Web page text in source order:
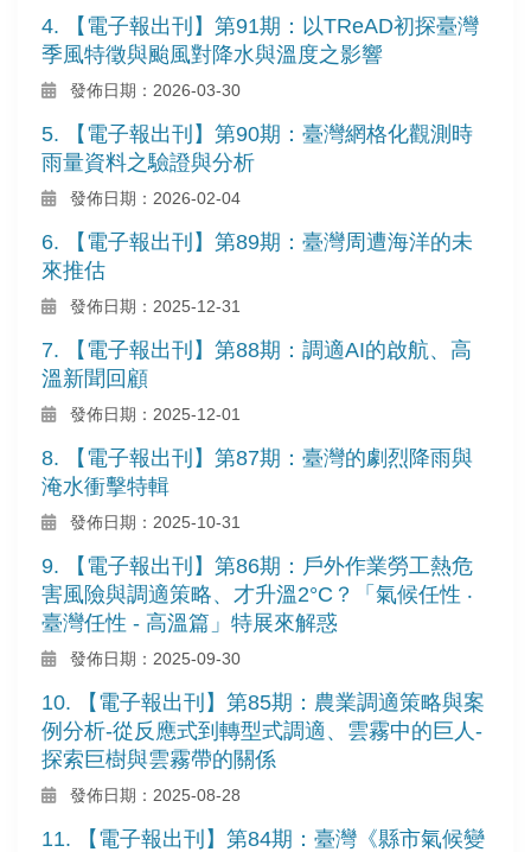
4. 【電子報出刊】第91期：以TReAD初探臺灣
季風特徵與颱風對降水與溫度之影響
發佈日期：2026-03-30
5. 【電子報出刊】第90期：臺灣網格化觀測時
雨量資料之驗證與分析
發佈日期：2026-02-04
6. 【電子報出刊】第89期：臺灣周遭海洋的未
來推估
發佈日期：2025-12-31
7. 【電子報出刊】第88期：調適AI的啟航、高
溫新聞回顧
發佈日期：2025-12-01
8. 【電子報出刊】第87期：臺灣的劇烈降雨與
淹水衝擊特輯
發佈日期：2025-10-31
9. 【電子報出刊】第86期：戶外作業勞工熱危
害風險與調適策略、才升溫2°C？「氣候任性 ‧
臺灣任性 - 高溫篇」特展來解惑
發佈日期：2025-09-30
10. 【電子報出刊】第85期：農業調適策略與案
例分析-從反應式到轉型式調適、雲霧中的巨人-
探索巨樹與雲霧帶的關係
發佈日期：2025-08-28
11. 【電子報出刊】第84期：臺灣《縣市氣候變